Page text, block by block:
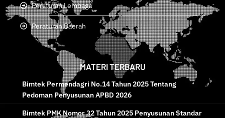
Peraturan Lembaga
Peraturan Daerah
MATERI TERBARU
Bimtek Permendagri No.14 Tahun 2025 Tentang
Pedoman Penyusunan APBD 2026
Bimtek PMK Nomor 32 Tahun 2025 Penyusunan Standar